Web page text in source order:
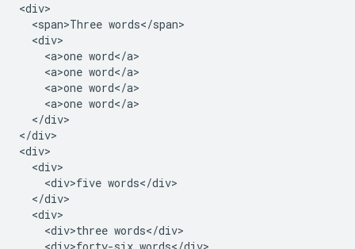
<div>
  <span>Three words</span>
  <div>
    <a>one word</a>
    <a>one word</a>
    <a>one word</a>
    <a>one word</a>
  </div>
</div>
<div>
  <div>
    <div>five words</div>
  </div>
  <div>
    <div>three words</div>